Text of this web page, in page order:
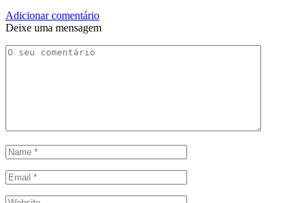
Adicionar comentário
Deixe uma mensagem